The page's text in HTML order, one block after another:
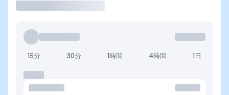
15分 30分 1時間 4時間 1日